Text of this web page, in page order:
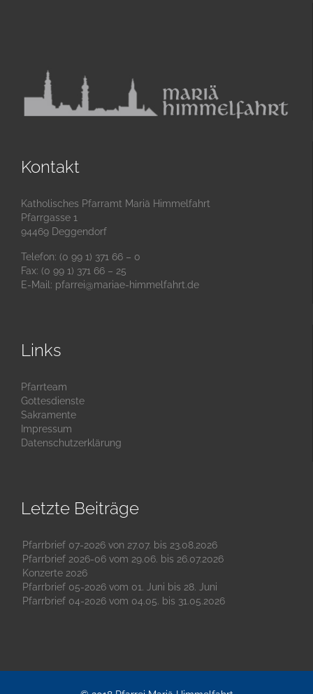
Kontakt
Katholisches Pfarramt Mariä Himmelfahrt
Pfarrgasse 1
94469 Deggendorf
Telefon: (0 99 1) 371 66 – 0
Fax: (0 99 1) 371 66 – 25
E-Mail: pfarrei@mariae-himmelfahrt.de
Links
Pfarrteam
Gottesdienste
Sakramente
Impressum
Datenschutzerklärung
Letzte Beiträge
Pfarrbrief 07-2026 von 27.07. bis 23.08.2026
Pfarrbrief 2026-06 vom 29.06. bis 26.07.2026
Konzerte 2026
Pfarrbrief 05-2026 vom 01. Juni bis 28. Juni
Pfarrbrief 04-2026 vom 04.05. bis 31.05.2026